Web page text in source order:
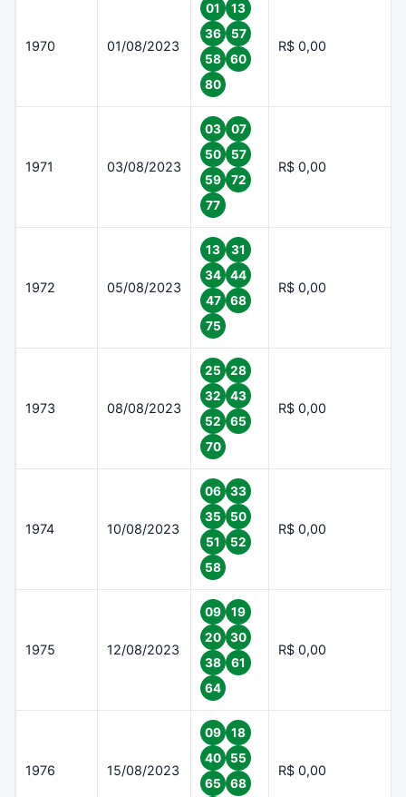
1970 01/08/2023
01
13
36
57
58
60
80
R$ 0,00
1971 03/08/2023
03
07
50
57
59
72
77
R$ 0,00
1972 05/08/2023
13
31
34
44
47
68
75
R$ 0,00
1973 08/08/2023
25
28
32
43
52
65
70
R$ 0,00
1974 10/08/2023
06
33
35
50
51
52
58
R$ 0,00
1975 12/08/2023
09
19
20
30
38
61
64
R$ 0,00
1976 15/08/2023
09
18
40
55
65
68
R$ 0,00